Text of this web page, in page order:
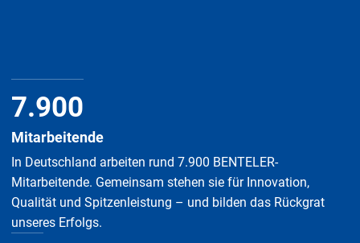
7.900
Mitarbeitende
In Deutschland arbeiten rund 7.900 BENTELER-
Mitarbeitende. Gemeinsam stehen sie für Innovation,
Qualität und Spitzenleistung – und bilden das Rückgrat
unseres Erfolgs.